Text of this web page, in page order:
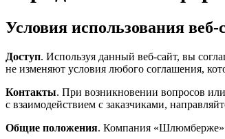
Условия использования веб-
Доступ. Используя данный веб-сайт, вы
не изменяют условия любого соглашения,
Контакты. При возникновении вопросов
с взаимодействием с заказчиками,
Общие положения. Компания «Шлюмберже»